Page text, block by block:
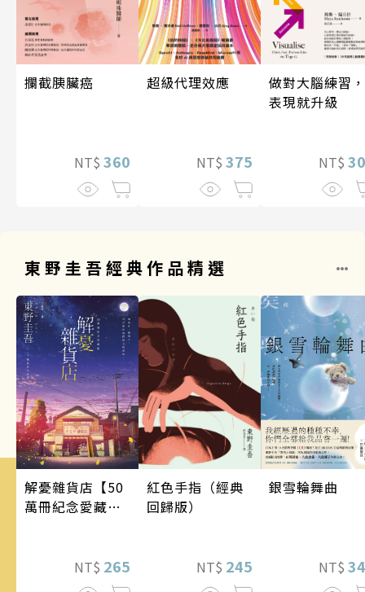
攔截胰臟癌
NT$ 360
超級代理效應
NT$ 375
做對大腦練習，
表現就升級
NT$
東野圭吾經典作品精選
解憂雜貨店【50
萬冊紀念愛藏
NT$ 265
紅色手指（經典
回歸版）
NT$ 245
銀雪輪舞曲
NT$